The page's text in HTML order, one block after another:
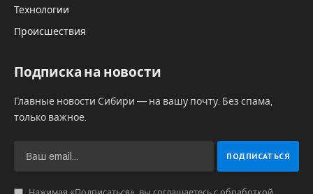
разнообразны, что сама дорога становится
главным элементом поездки. Она не
впечатление о регионе, задает ритм и
Главная особенность Сибири — масштаб. Даже
относительно «короткие» маршруты между
крупными городами могут занимать